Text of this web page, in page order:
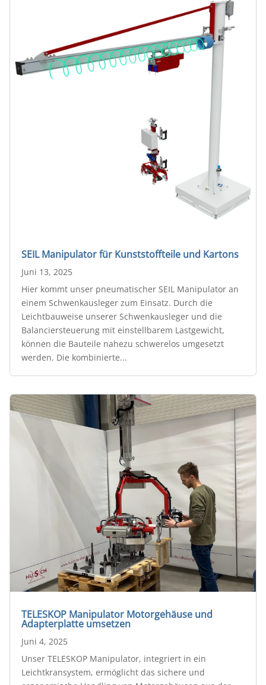
SEIL Manipulator für Kunststoffteile und Kartons
Juni 13, 2025
Hier kommt unser pneumatischer SEIL Manipulator an
einem Schwenkausleger zum Einsatz. Durch die
Leichtbauweise unserer Schwenkausleger und die
Balanciersteuerung mit einstellbarem Lastgewicht,
können die Bauteile nahezu schwerelos umgesetzt
werden. Die kombinierte...
TELESKOP Manipulator Motorgehäuse und
Adapterplatte umsetzen
Juni 4, 2025
Unser TELESKOP Manipulator, integriert in ein
Leichtkransystem, ermöglicht das sichere und